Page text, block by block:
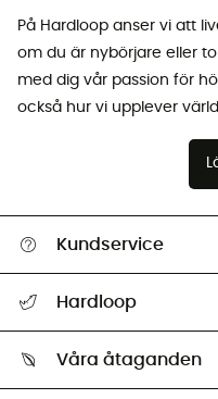
På Hardloop anser vi att
om du är nybörjare eller
med dig vår passion för
också hur vi upplever
Kundservice
Retur & återbetalning
Hardloop
Våra åtaganden